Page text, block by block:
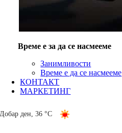
Време е за да се насмееме
Занимливости
Време е да се насмееме
КОНТАКТ
МАРКЕТИНГ
Добар ден,36 °C